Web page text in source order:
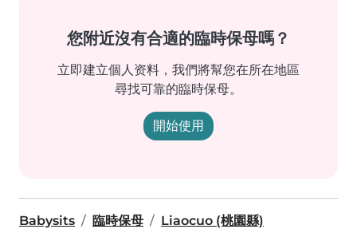
您附近沒有合適的臨時保母嗎？
立即建立個人资料，我們將幫您在所在地區
尋找可靠的臨時保母。
開始使用
Babysits 臨時保母 Liaocuo (桃園縣)